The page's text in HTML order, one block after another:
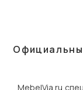
MebelVia.ru